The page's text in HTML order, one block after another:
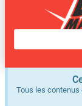
Tous les contenus